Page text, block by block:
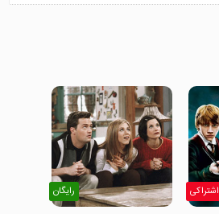
اشتراکی رایگان